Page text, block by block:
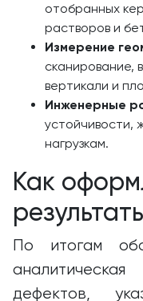
отобранных
растворов и
Измерение
сканирование,
вертикали и
Инженерные
устойчивости,
нагрузкам.
Как
По итогам
дефектов,